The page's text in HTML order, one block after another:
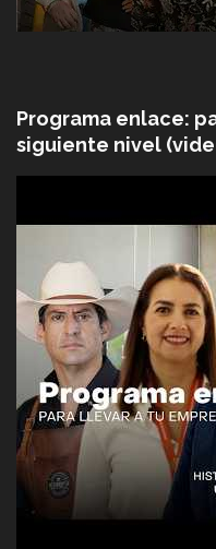
Programa enlace:
siguiente nivel